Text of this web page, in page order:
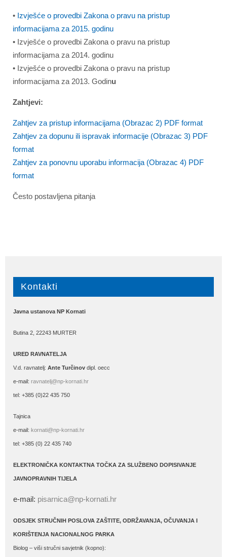
• Izvješće o provedbi Zakona o pravu na pristup
informacijama za 2015. godinu
• Izvješće o provedbi Zakona o pravu na pristup
informacijama za 2014. godinu
• Izvješće o provedbi Zakona o pravu na pristup
informacijama za 2013. Godinu
Zahtjevi:
Zahtjev za pristup informacijama (Obrazac 2) PDF format
Zahtjev za dopunu ili ispravak informacije (Obrazac 3) PDF
format
Zahtjev za ponovnu uporabu informacija (Obrazac 4) PDF
format
Često postavljena pitanja
Kontakti
Javna ustanova NP Kornati
Butina 2, 22243 MURTER
URED RAVNATELJA
V.d. ravnatelj: Ante Turčinov dipl. oecc
e-mail: ravnatelj@np-kornati.hr
tel: +385 (0)22 435 750
Tajnica
e-mail: kornati@np-kornati.hr
tel: +385 (0) 22 435 740
ELEKTRONIČKA KONTAKTNA TOČKA ZA SLUŽBENO DOPISIVANJE
JAVNOPRAVNIH TIJELA
e-mail: pisarnica@np-kornati.hr
ODSJEK STRUČNIH POSLOVA ZAŠTITE, ODRŽAVANJA, OČUVANJA I
KORIŠTENJA NACIONALNOG PARKA
Biolog – viši stručni savjetnik (kopno):